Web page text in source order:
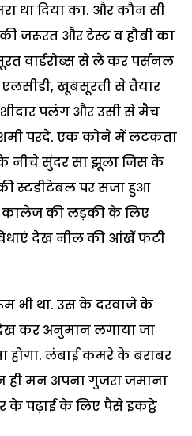
था दिया का. और कौन सी
की जरूरत और टेस्ट व हौबी का
वार्डरोब्स से ले कर पर्सनल
खूबसूरती से तैयार
पलंग और उसी से मैच
परदे. एक कोने में लटकता
नीचे सुंदर सा झूला जिस के
स्टडीटेबल पर सजा हुआ
की लड़की के लिए
देख नील की आंखें फटी
भी था. उस के दरवाजे के
कर अनुमान लगाया जा
होगा. लंबाई कमरे के बराबर
ही मन अपना गुजरा जमाना
पढ़ाई के लिए पैसे इकट्ठे